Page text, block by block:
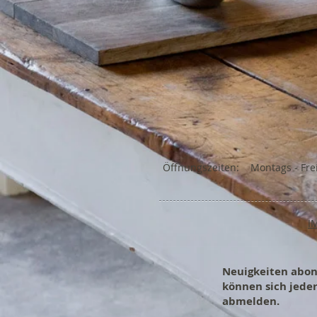
Öffnungszeiten: Montags -
Neuigkeiten
können sich
abmelden.